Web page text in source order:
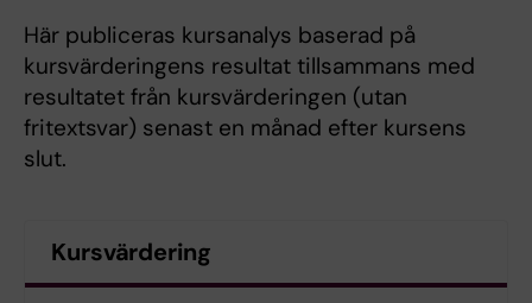
Här publiceras kursanalys baserad på
kursvärderingens resultat tillsammans med
resultatet från kursvärderingen (utan
fritextsvar) senast en månad efter kursens
slut.
Kursvärdering